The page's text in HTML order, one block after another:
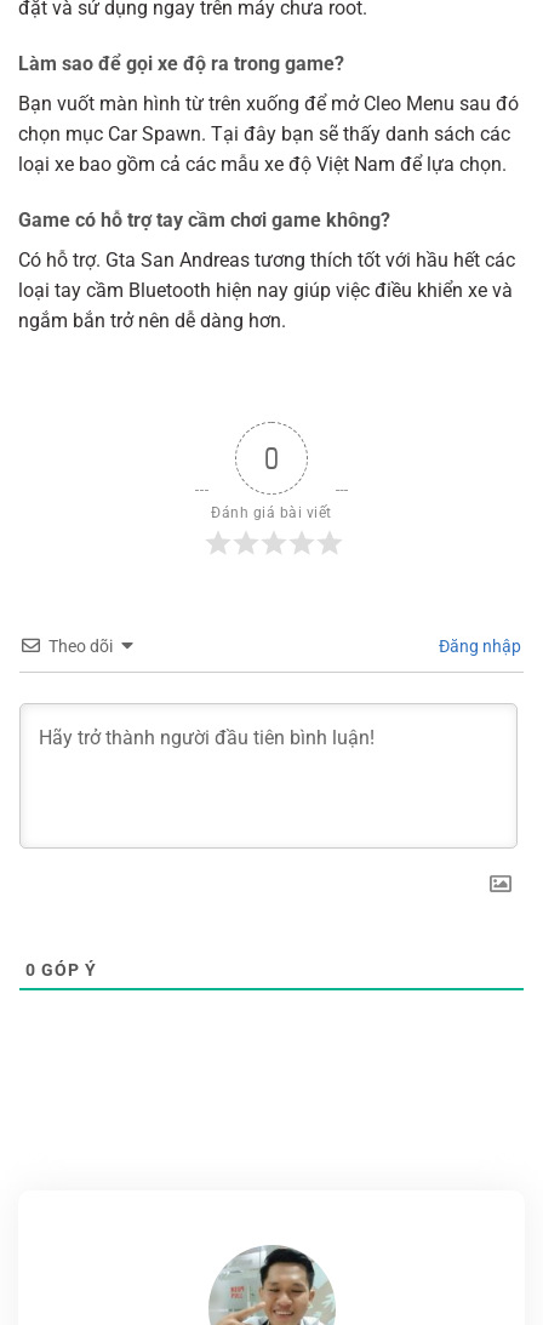
đặt và sử dụng ngay trên máy chưa root.
Làm sao để gọi xe độ ra trong game?
Bạn vuốt màn hình từ trên xuống để mở Cleo Menu sau đó
chọn mục Car Spawn. Tại đây bạn sẽ thấy danh sách các
loại xe bao gồm cả các mẫu xe độ Việt Nam để lựa chọn.
Game có hỗ trợ tay cầm chơi game không?
Có hỗ trợ. Gta San Andreas tương thích tốt với hầu hết các
loại tay cầm Bluetooth hiện nay giúp việc điều khiển xe và
ngắm bắn trở nên dễ dàng hơn.
0
Đánh giá bài viết
Theo dõi Đăng nhập
0 GÓP Ý